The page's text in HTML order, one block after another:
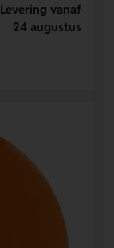
Levering vanaf
24 augustus